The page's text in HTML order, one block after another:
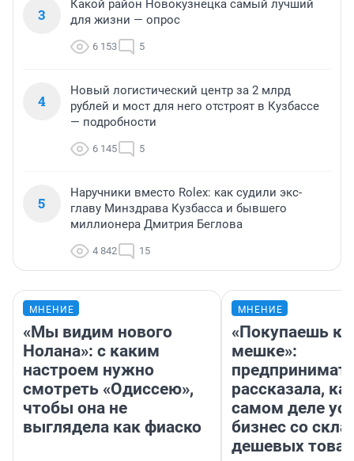
3
Какой район Новокузнецка самый лучший
для жизни — опрос
6 153 5
4
Новый логистический центр за 2 млрд
рублей и мост для него отстроят в Кузбассе
— подробности
6 145 5
5
Наручники вместо Rolex: как судили экс-
главу Минздрава Кузбасса и бывшего
миллионера Дмитрия Беглова
4 842 15
МНЕНИЕ
«Мы видим нового
Нолана»: с каким
настроем нужно
смотреть «Одиссею»,
чтобы она не
выглядела как фиаско
МНЕНИЕ
«Покупаешь
мешке»:
рассказала,
самом деле
бизнес со
дешевых